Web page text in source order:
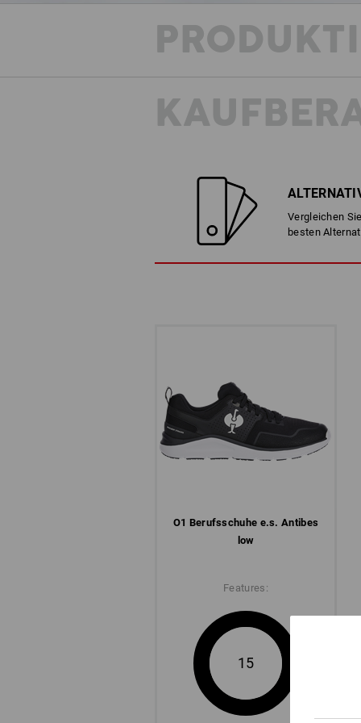
Vergleichen
besten
O1 Berufs­schuhe e.s. Antibes
low
Features:
15